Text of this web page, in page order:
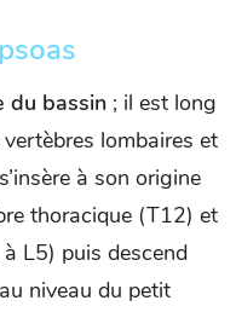
du bassin ; il est long
lombaires et
à son origine
thoracique (T12) et
L5) puis descend
niveau du petit